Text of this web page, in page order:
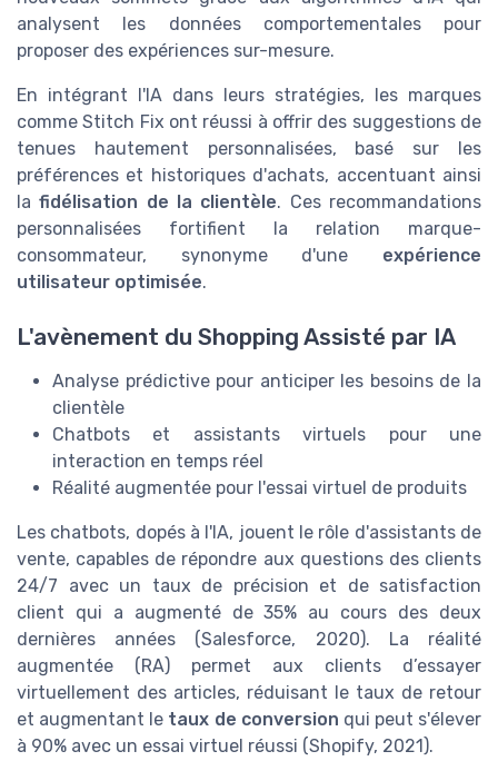
analysent les données comportementales pour
proposer des expériences sur-mesure.
En intégrant l'IA dans leurs stratégies, les marques
comme Stitch Fix ont réussi à offrir des suggestions de
tenues hautement personnalisées, basé sur les
préférences et historiques d'achats, accentuant ainsi
lafidélisation de la clientèle. Ces recommandations
personnalisées fortifient la relation marque-
consommateur, synonyme d'une expérience
utilisateur optimisée.
L'avènement du Shopping Assisté par IA
Analyse prédictive pour anticiper les besoins de la
clientèle
Chatbots et assistants virtuels pour une
interaction en temps réel
Réalité augmentée pour l'essai virtuel de produits
Les chatbots, dopés à l'IA, jouent le rôle d'assistants de
vente, capables de répondre aux questions des clients
24/7 avec un taux de précision et de satisfaction
client qui a augmenté de 35% au cours des deux
dernières années (Salesforce, 2020). La réalité
augmentée (RA) permet aux clients d’essayer
virtuellement des articles, réduisant le taux de retour
et augmentant le taux de conversion qui peut s'élever
à 90% avec un essai virtuel réussi (Shopify, 2021).